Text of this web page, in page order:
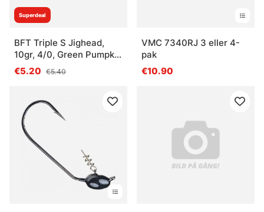
Superdeal
BFT Triple S Jighead,
10gr, 4/0, Green Pumpkin
- 3pcs
€5.20 €5.40
VMC 7340RJ 3 eller 4-
pak
€10.90